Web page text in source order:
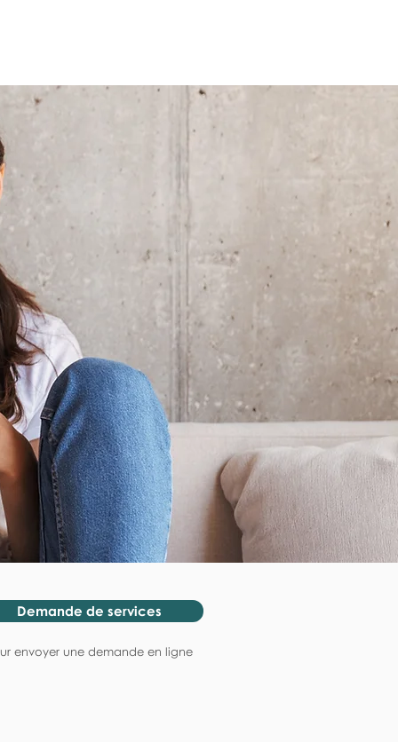
Demande de services
envoyer une demande en ligne